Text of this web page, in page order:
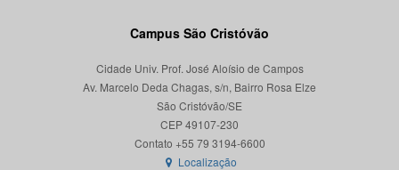
Campus São Cristóvão
Cidade Univ. Prof. José Aloísio de Campos
Av. Marcelo Deda Chagas, s/n, Bairro Rosa Elze
São Cristóvão/SE
CEP 49107-230
Localização